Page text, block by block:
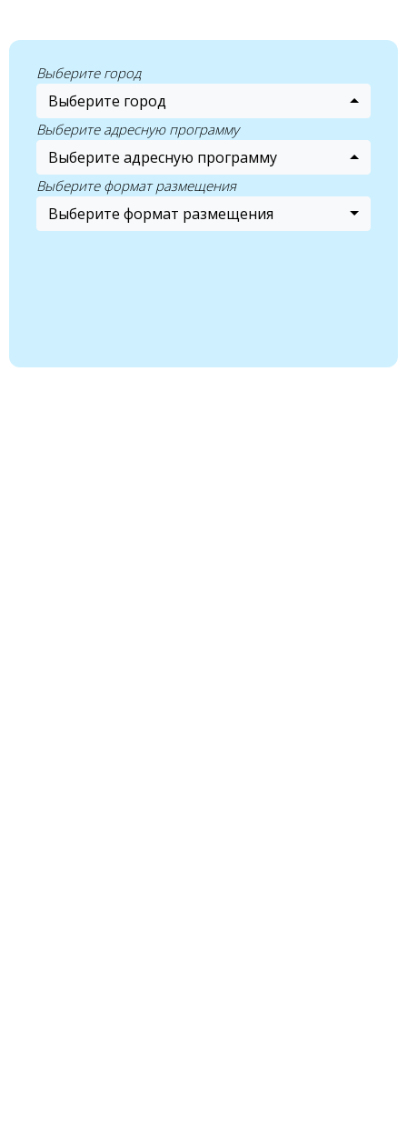
Выберите город
Выберите город
Выберите адресную программу
Выберите адресную программу
Выберите формат размещения
Выберите формат размещения